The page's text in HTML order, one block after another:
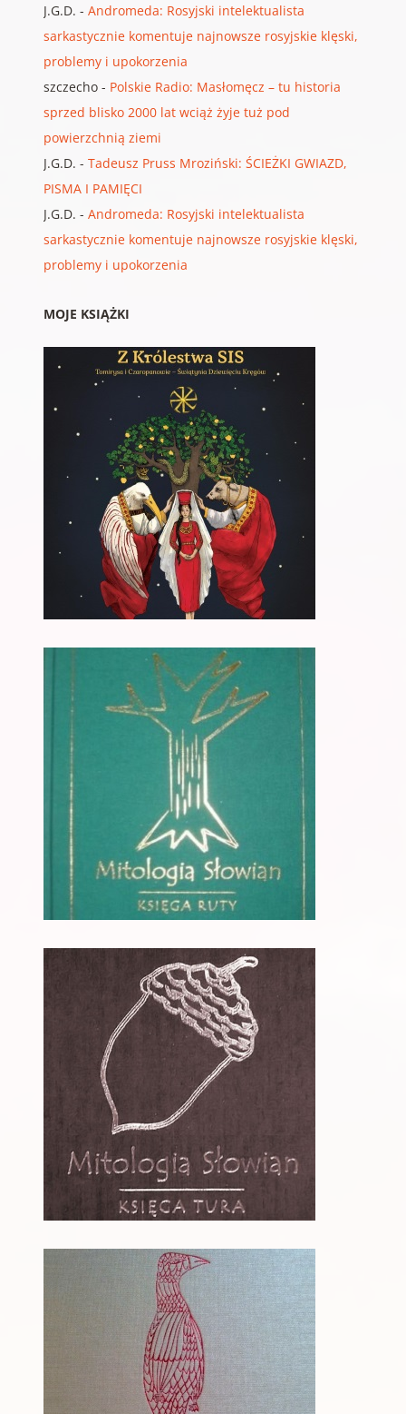
J.G.D. - Andromeda: Rosyjski intelektualista
sarkastycznie komentuje najnowsze rosyjskie klęski,
problemy i upokorzenia
szczecho- Polskie Radio: Masłomęcz – tu historia
sprzed blisko 2000 lat wciąż żyje tuż pod
powierzchnią ziemi
J.G.D. - Tadeusz Pruss Mroziński: ŚCIEŻKI GWIAZD,
PISMA I PAMIĘCI
J.G.D. - Andromeda: Rosyjski intelektualista
sarkastycznie komentuje najnowsze rosyjskie klęski,
problemy i upokorzenia
MOJE KSIĄŻKI